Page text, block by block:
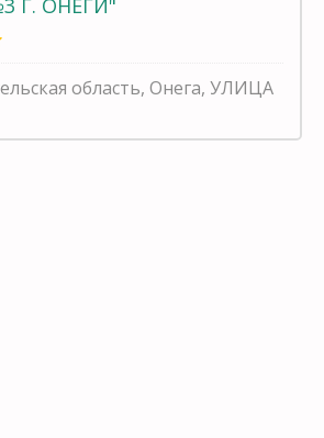
область, Онега, УЛИЦА